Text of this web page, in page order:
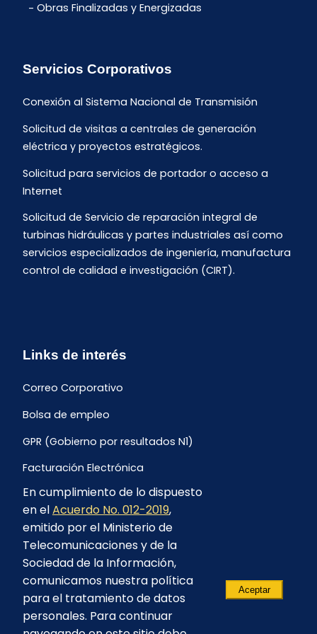
Obras Finalizadas y Energizadas
Servicios Corporativos
Conexión al Sistema Nacional de Transmisión
Solicitud de visitas a centrales de generación
eléctrica y proyectos estratégicos.
Solicitud para servicios de portador o acceso a
Internet
Solicitud de Servicio de reparación integral de
turbinas hidráulicas y partes industriales así como
servicios especializados de ingeniería, manufactura
control de calidad e investigación (CIRT).
Links de interés
Correo Corporativo
Bolsa de empleo
GPR (Gobierno por resultados N1)
Facturación Electrónica
Archivo Histórico de Facturación
Portal Ambiental y Social
Proyecto Geotérmico Chachimbiro
Contratación consultoría mediante “Lista Corta”
Reglamento de Procesos Asociativos
En cumplimiento de lo dispuesto
en elAcuerdo No. 012-2019,
emitido por el Ministerio de
Telecomunicaciones y de la
Sociedad de la Información,
comunicamos nuestra política
para el tratamiento de datos
personales. Para continuar
Aceptar